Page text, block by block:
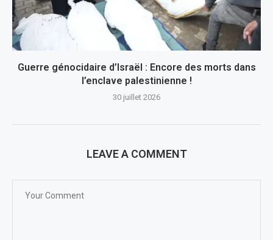
Guerre génocidaire d’Israël : Encore des morts dans
l’enclave palestinienne !
30 juillet 2026
LEAVE A COMMENT